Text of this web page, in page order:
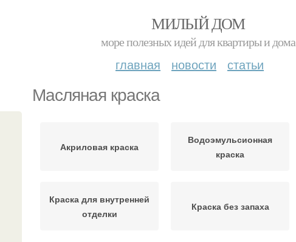
МИЛЫЙ ДОМ
море полезных идей для квартиры и дома
главная новости статьи
Масляная краска
Акриловая краска
Водоэмульсионная
краска
Краска для внутренней
отделки
Краска без запаха